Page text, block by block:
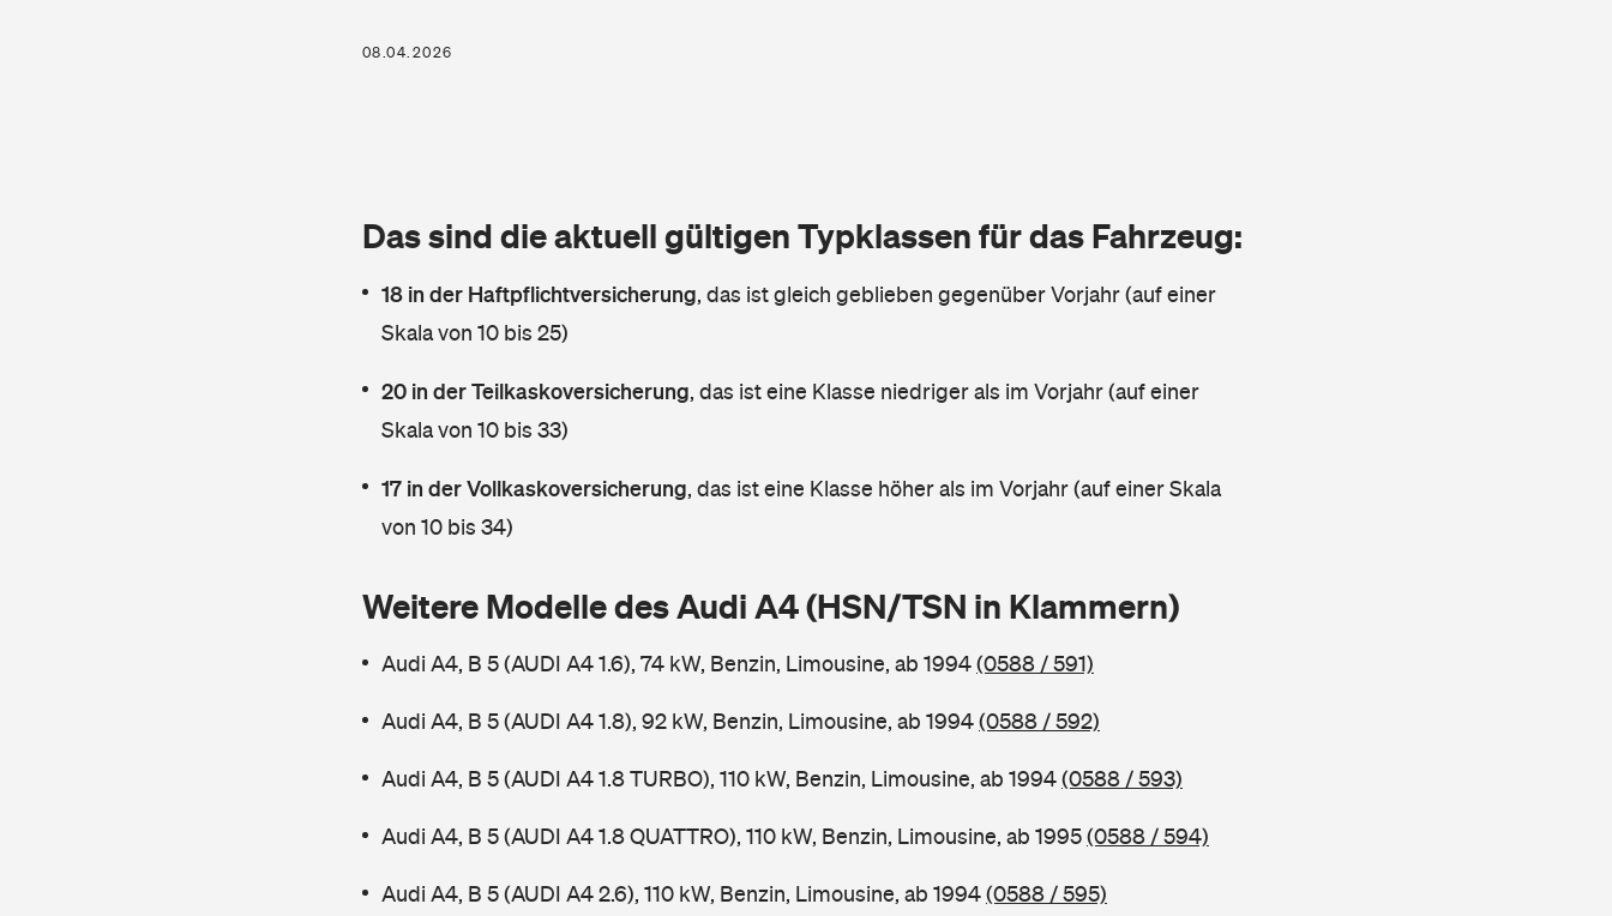
08.04.2026
Das sind die aktuell gültigen Typklassen für das Fahrzeug:
18 in der Haftpflichtversicherung, das ist gleich geblieben gegenüber Vorjahr (auf einer
Skala von 10 bis 25)
20 in der Teilkaskoversicherung, das ist eine Klasse niedriger als im Vorjahr (auf einer
Skala von 10 bis 33)
17 in der Vollkaskoversicherung, das ist eine Klasse höher als im Vorjahr (auf einer Skala
von 10 bis 34)
Weitere Modelle des Audi A4 (HSN/TSN in Klammern)
Audi A4, B 5 (AUDI A4 1.6), 74 kW, Benzin, Limousine, ab 1994(0588 / 591)
Audi A4, B 5 (AUDI A4 1.8), 92 kW, Benzin, Limousine, ab 1994(0588 / 592)
Audi A4, B 5 (AUDI A4 1.8 TURBO), 110 kW, Benzin, Limousine, ab 1994(0588 / 593)
Audi A4, B 5 (AUDI A4 1.8 QUATTRO), 110 kW, Benzin, Limousine, ab 1995(0588 / 594)
Audi A4, B 5 (AUDI A4 2.6), 110 kW, Benzin, Limousine, ab 1994(0588 / 595)